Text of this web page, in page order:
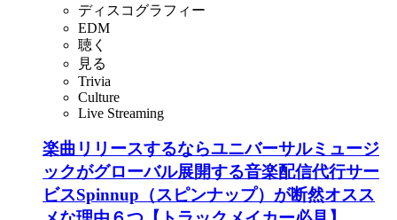
ディスコグラフィー
EDM
聴く
見る
Trivia
Culture
Live Streaming
楽曲リリースするならユニバーサルミュージ
ックがグローバル展開する音楽配信代行サー
ビスSpinnup（スピンナップ）が断然オスス